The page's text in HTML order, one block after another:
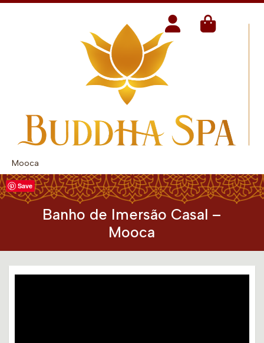
Mooca
Banho de Imersão Casal –
Mooca
Save